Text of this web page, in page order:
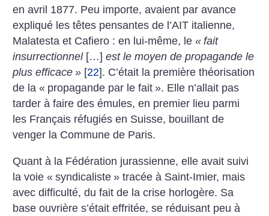
en avril 1877. Peu importe, avaient par avance
expliqué les têtes pensantes de l’AIT italienne,
Malatesta et Cafiero : en lui-même, le« fait
insurrectionnel[…]est le moyen de propagande le
plus efficace » [22]. C’était la première théorisation
de la « propagande par le fait ». Elle n’allait pas
tarder à faire des émules, en premier lieu parmi
les Français réfugiés en Suisse, bouillant de
venger la Commune de Paris.
Quant à la Fédération jurassienne, elle avait suivi
la voie « syndicaliste » tracée à Saint-Imier, mais
avec difficulté, du fait de la crise horlogère. Sa
base ouvrière s’était effritée, se ­réduisant peu à